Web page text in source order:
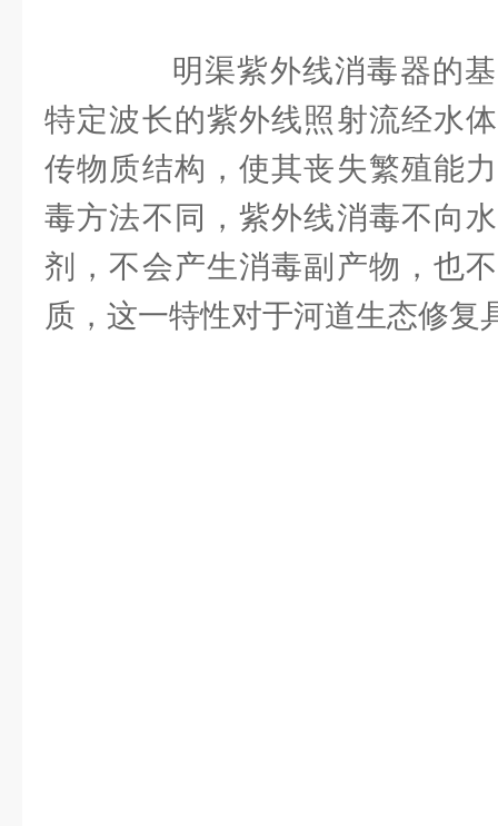
明渠紫外线消毒器的基
特定波长的紫外线照射流经水
传物质结构，使其丧失繁殖能
毒方法不同，紫外线消毒不向
剂，不会产生消毒副产物，也
质，这一特性对于河道生态修复